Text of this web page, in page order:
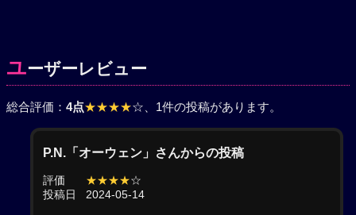
ユーザーレビュー
総合評価： 4点★★★★☆ 、1件の投稿があります。
P.N.「オーウェン」さんからの投稿
評価 ★★★★☆
投稿日
2024-05-14